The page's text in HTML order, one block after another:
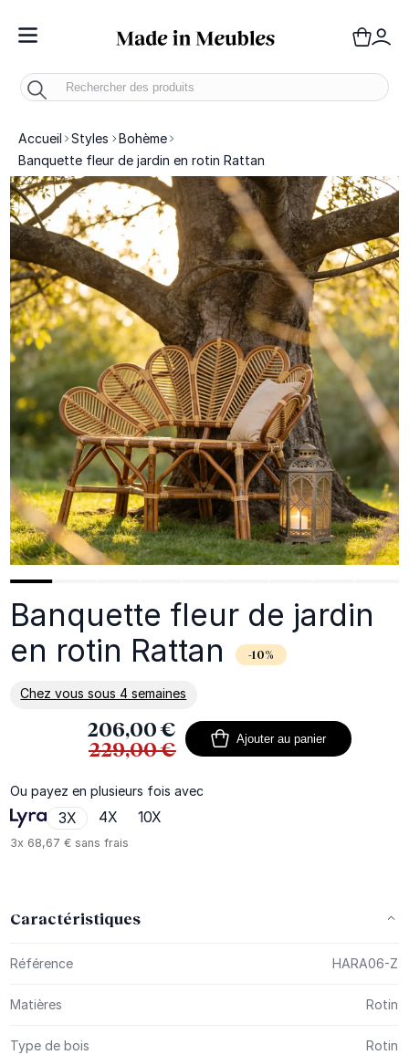
Toggle Nav
Accueil Styles
Bohème
Banquette fleur de jardin en rotin Rattan
Banquette fleur de jardin
en rotin Rattan
-10%
Chez vous sous 4 semaines
En savoir plus sur la livraison
206,00 €
229,00 €
Ajouter au panier
Ou payez en plusieurs fois avec
3X 4X 10X
3x 68,67 € sans frais
Caractéristiques
Référence HARA06-Z
Matières Rotin
Type de bois Rotin